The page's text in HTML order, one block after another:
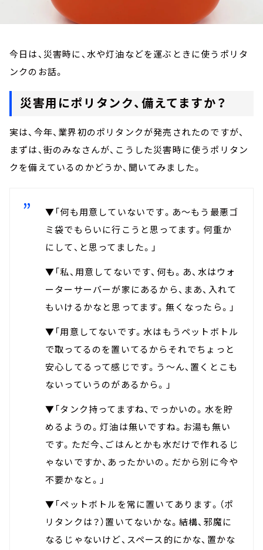
今日は、災害時に、水や灯油などを運ぶときに使うポリタ
ンクのお話。
災害用にポリタンク、備えてますか？
実は、今年、業界初のポリタンクが発売されたのですが、
まずは、街のみなさんが、こうした災害時に使うポリタン
クを備えているのかどうか、聞いてみました。
▼「何も用意していないです。あ～もう最悪ゴ
ミ袋でもらいに行こうと思ってます。何重か
にして、と思ってました。」
▼「私、用意してないです、何も。あ、水はウォ
ーターサーバーが家にあるから、まあ、入れて
もいけるかなと思ってます。無くなったら。」
▼「用意してないです。水はもうペットボトル
で取ってるのを置いてるからそれでちょっと
安心してるって感じです。う～ん、置くとこも
ないっていうのがあるから。」
▼「タンク持ってますね、でっかいの。水を貯
めるようの。灯油は無いですね。お湯も無い
です。ただ今、ごはんとかも水だけで作れるじ
ゃないですか、あったかいの。だから別に今や
不要かなと。」
▼「ペットボトルを常に置いてあります。（ポ
リタンクは？）置いてないかな。結構、邪魔に
なるじゃないけど、スペース的にかな、置かな